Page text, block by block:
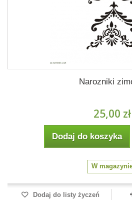
Narozniki
25,00 zł
Dodaj do koszyka
W
Dodaj do listy życzeń